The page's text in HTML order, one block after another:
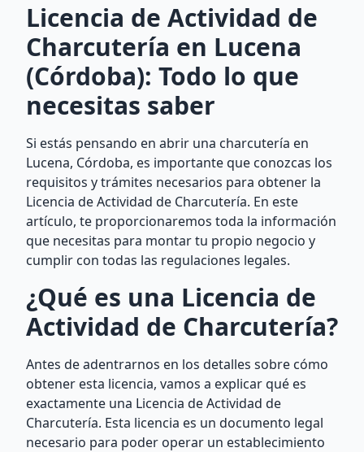
Licencia de Actividad de
Charcutería en Lucena
(Córdoba): Todo lo que
necesitas saber
Si estás pensando en abrir una charcutería en
Lucena, Córdoba, es importante que conozcas los
requisitos y trámites necesarios para obtener la
Licencia de Actividad de Charcutería. En este
artículo, te proporcionaremos toda la información
que necesitas para montar tu propio negocio y
cumplir con todas las regulaciones legales.
¿Qué es una Licencia de
Actividad de Charcutería?
Antes de adentrarnos en los detalles sobre cómo
obtener esta licencia, vamos a explicar qué es
exactamente una Licencia de Actividad de
Charcutería. Esta licencia es un documento legal
necesario para poder operar un establecimiento